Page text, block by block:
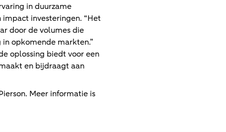
in duurzame
investeringen. “Het
door de volumes die
opkomende markten.”
oplossing biedt voor een
en bijdraagt aan
Meer informatie is